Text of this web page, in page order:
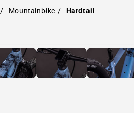
Mountainbike Hardtail